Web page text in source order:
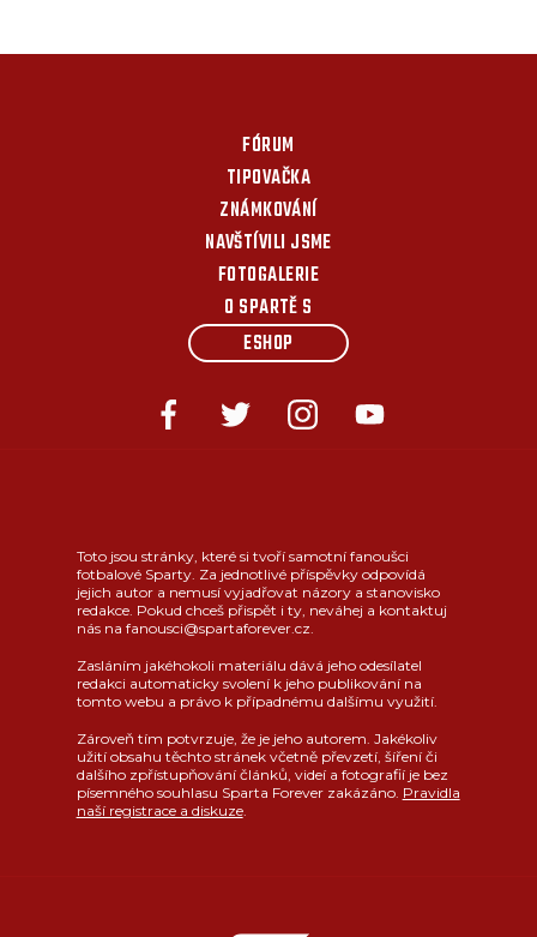
FÓRUM
TIPOVAČKA
ZNÁMKOVÁNÍ
NAVŠTÍVILI JSME
FOTOGALERIE
O SPARTĚ S
ESHOP
Toto jsou stránky, které si tvoří samotní fanoušci
fotbalové Sparty. Za jednotlivé příspěvky odpovídá
jejich autor a nemusí vyjadřovat názory a stanovisko
redakce. Pokud chceš přispět i ty, neváhej a kontaktuj
nás na fanousci@spartaforever.cz.
Zasláním jakéhokoli materiálu dává jeho odesílatel
redakci automaticky svolení k jeho publikování na
tomto webu a právo k případnému dalšímu využití.
Zároveň tím potvrzuje, že je jeho autorem. Jakékoliv
užití obsahu těchto stránek včetně převzetí, šíření či
dalšího zpřístupňování článků, videí a fotografií je bez
písemného souhlasu Sparta Forever zakázáno. Pravidla
naší registrace a diskuze.